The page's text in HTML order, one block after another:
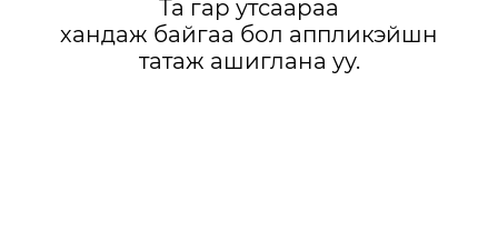
Та гар утсаараа
хандаж байгаа бол аппликэйшн
татаж ашиглана уу.